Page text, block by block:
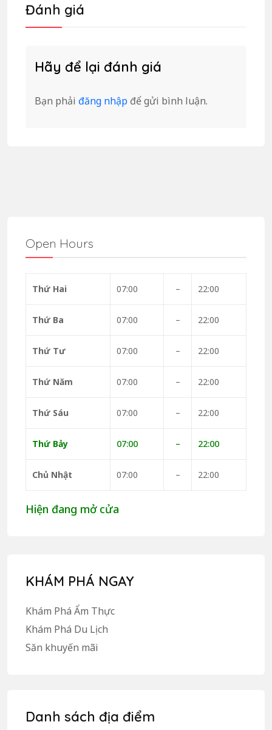
Đánh giá
Hãy để lại đánh giá
Bạn phải đăng nhập để gửi bình luận.
Open Hours
Thứ Hai 07:00 – 22:00
Thứ Ba 07:00 – 22:00
Thứ Tư 07:00 – 22:00
Thứ Năm 07:00 – 22:00
Thứ Sáu 07:00 – 22:00
Thứ Bảy 07:00 – 22:00
Chủ Nhật 07:00 – 22:00
Hiện đang mở cửa
KHÁM PHÁ NGAY
Khám Phá Ẩm Thực
Khám Phá Du Lịch
Săn khuyến mãi
Danh sách địa điểm